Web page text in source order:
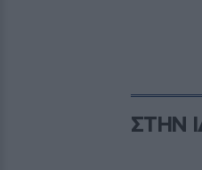
ΣΤΗΝ